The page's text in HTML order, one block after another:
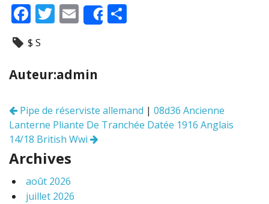
F
ac
e
b
o
k
T
er
E
m
l
Share
$ S
Auteur:admin
Navigation
des
articles
Pipe de réserviste allemand | 08d36 Ancienne
Lanterne Pliante De Tranchée Datée 1916 Anglais
14/18 British Wwi
Archives
août 2026
juillet 2026